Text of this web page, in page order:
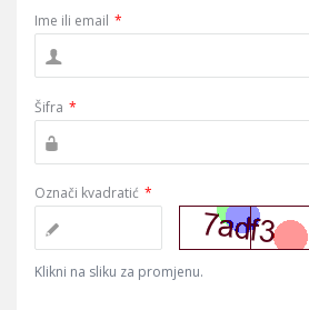
Ime ili email *
Šifra *
Označi kvadratić *
Klikni na sliku za promjenu.